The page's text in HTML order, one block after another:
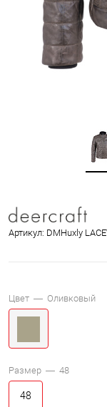
Артикул: DMHuxly
Цвет — Оливковый
Размер — 48
48